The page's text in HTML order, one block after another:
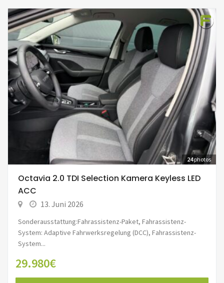
24photos
Octavia 2.0 TDI Selection Kamera Keyless LED
ACC
13. Juni 2026
Sonderausstattung:Fahrassistenz-Paket, Fahrassistenz-
System: Adaptive Fahrwerksregelung (DCC), Fahrassistenz-
System...
29.980€